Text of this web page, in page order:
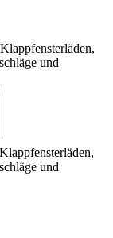
und
und